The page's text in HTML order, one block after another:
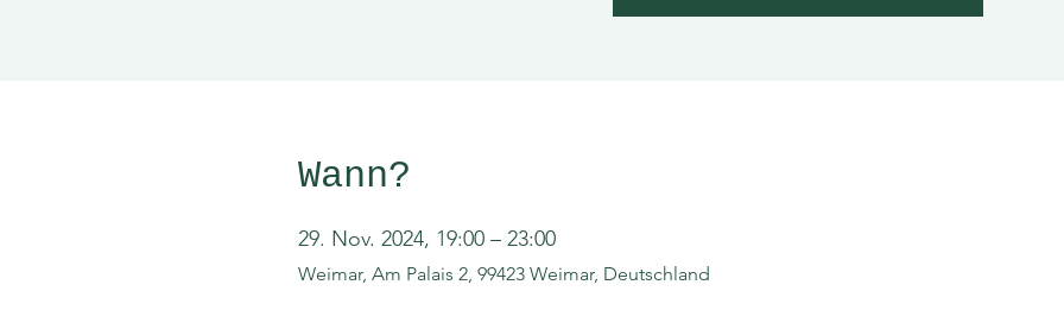
Wann?
29. Nov. 2024, 19:00 – 23:00
Weimar, Am Palais 2, 99423 Weimar, Deutschland